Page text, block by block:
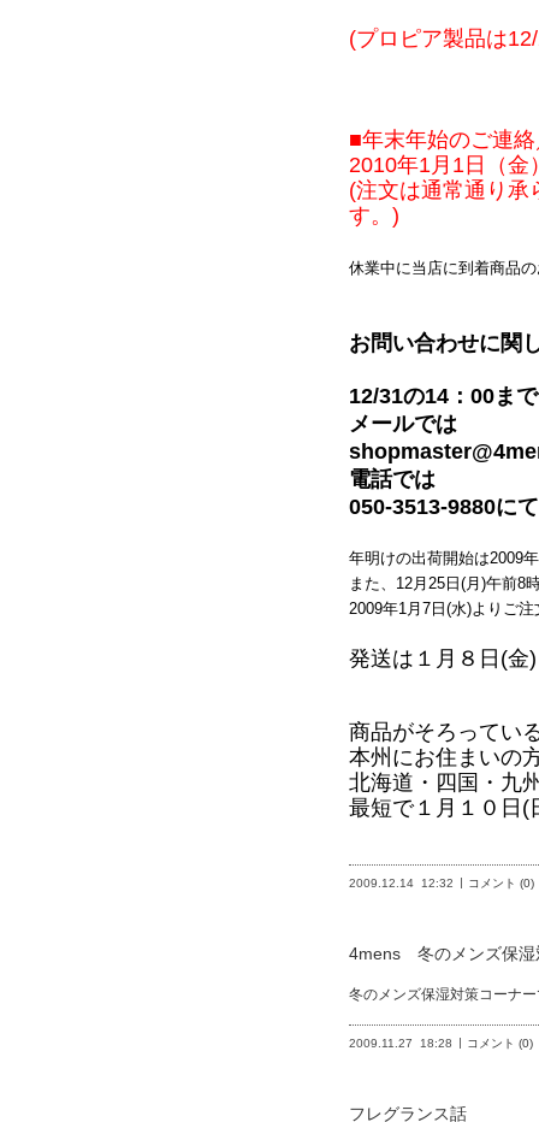
(プロピア製品は
■年末年始のご連
2010年1月1日（金
(注文は通常通り承
す。)
休業中に当店に到着商品
お問い合わせに関
12/31の14：00まで
メールでは
電話では
050-3513-9880に
年明けの出荷開始は2009
また、12月25日(月)午前8
2009年1月7日(水)よりご
発送は１月８日(金
商品がそろってい
本州にお住まいの
北海道・四国・九
最短で１月１０日(
2009.12.14 12:32 コメント (0)
4mens 冬のメンズ保湿
冬のメンズ保湿対策コーナ
2009.11.27 18:28 コメント (0)
フレグランス話